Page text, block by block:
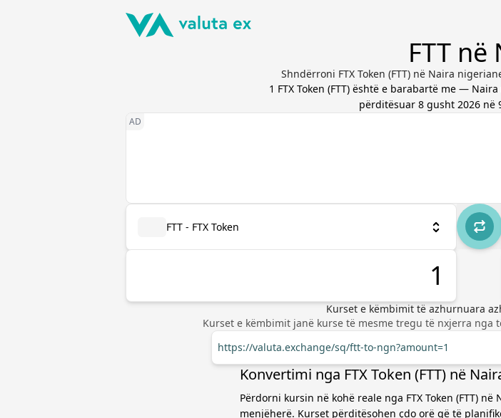
FTT në
Shndërroni FTX Token (FTT) në Naira
1 FTX Token (FTT) është e barabartë me —
përditësuar 8 gusht 2026 në
FTT - FTX Token
Kurset e këmbimit të azhurnuara
Kurset e këmbimit janë kurse të mesme tregu të nxjerra
https://valuta.exchange/sq/ftt-to-ngn?amount=1
Konvertimi nga FTX Token (FTT) në
Përdorni kursin në kohë reale nga FTX Token (FTT)
menjëherë. Kurset përditësohen çdo orë që të